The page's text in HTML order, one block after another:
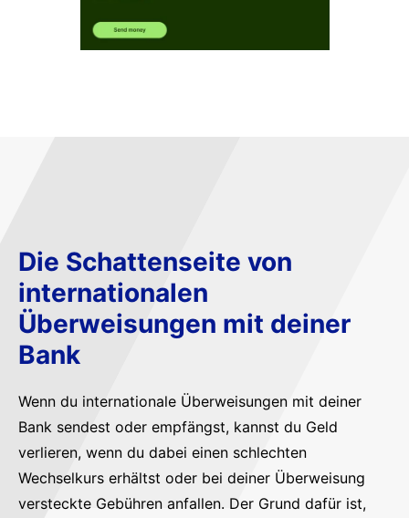
Die Schattenseite von
internationalen
Überweisungen mit deiner
Bank
Wenn du internationale Überweisungen mit deiner
Bank sendest oder empfängst, kannst du Geld
verlieren, wenn du dabei einen schlechten
Wechselkurs erhältst oder bei deiner Überweisung
versteckte Gebühren anfallen. Der Grund dafür ist,